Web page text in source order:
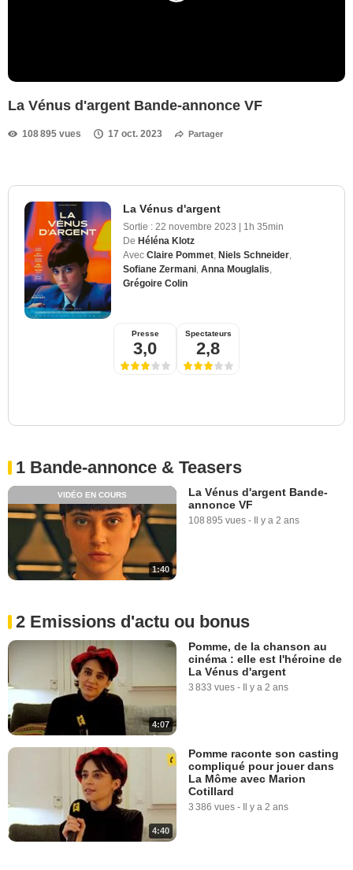
La Vénus d'argent Bande-annonce VF
108 895 vues 17 oct. 2023 Partager
La Vénus d'argent
Sortie : 22 novembre 2023 | 1h 35min
De Héléna Klotz
Avec Claire Pommet Niels Schneider
Sofiane Zermani Anna Mouglalis
Grégoire Colin
Presse
3,0
Spectateurs
2,8
1 Bande-annonce & Teasers
1:40
VIDÉO EN COURS
La Vénus d'argent Bande-
annonce VF
108 895 vues - Il y a 2 ans
2 Emissions d'actu ou bonus
4:07
Pomme, de la chanson au
cinéma : elle est l'héroine de
La Vénus d'argent
3 833 vues - Il y a 2 ans
4:40
Pomme raconte son casting
compliqué pour jouer dans
La Môme avec Marion
Cotillard
3 386 vues - Il y a 2 ans